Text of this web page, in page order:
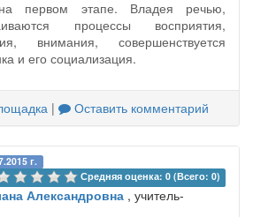
первом этапе. Владея речью,
процессы восприятия,
внимания, совершенствуется
и его социализация.
| Оставить комментарий
г.
Средняя оценка: 0 (Всего: 0)
Александровна , учитель-